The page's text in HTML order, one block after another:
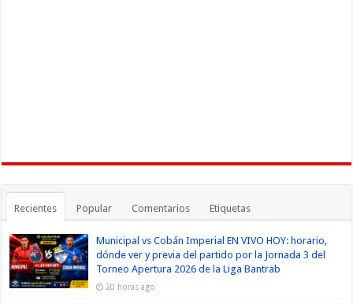
Recientes Popular Comentarios Etiquetas
Municipal vs Cobán Imperial EN VIVO HOY: horario,
dónde ver y previa del partido por la Jornada 3 del
Torneo Apertura 2026 de la Liga Bantrab
20 horas ago